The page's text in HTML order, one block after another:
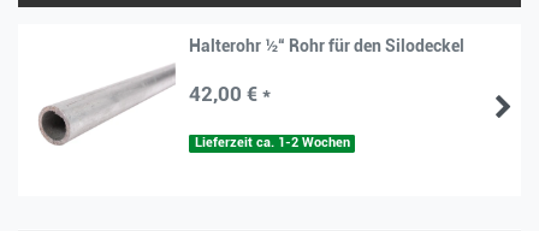
Halterohr ½“ Rohr für den Silodeckel
42,00 € *
Lieferzeit ca. 1-2 Wochen